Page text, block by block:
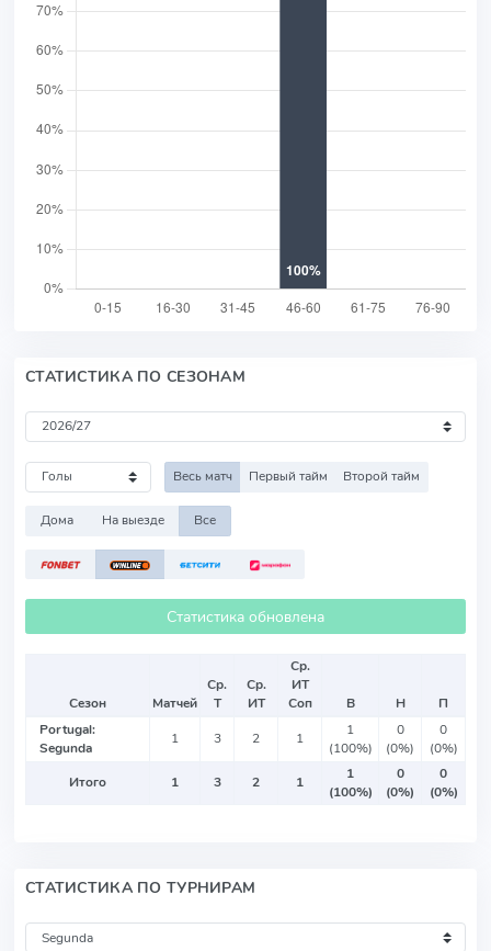
СТАТИСТИКА ПО СЕЗОНАМ
Весь матч Первый тайм Второй тайм
Дома На выезде Все
Статистика обновлена
Сезон Матчей
Ср.
Т
Ср.
ИТ
Ср.
ИТ
Соп
В Н
П
Portugal:
Segunda
1 3 2 1
1
(100%)
0
(0%)
0
(0%)
Итого
1 3 2 1
1
(100%)
0
(0%)
0
(0%)
СТАТИСТИКА ПО ТУРНИРАМ